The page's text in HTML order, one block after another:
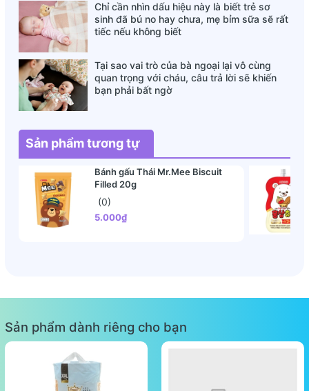
Chỉ cần nhìn dấu hiệu này là biết trẻ sơ
sinh đã bú no hay chưa, mẹ bỉm sữa sẽ rất
tiếc nếu không biết
Tại sao vai trò của bà ngoại lại vô cùng
quan trọng với cháu, câu trả lời sẽ khiến
bạn phải bất ngờ
Sản phẩm tương tự
Bánh gấu Thái Mr.Mee Biscuit
Filled 20g
(0)
5.000₫
Sản phẩm dành riêng cho bạn